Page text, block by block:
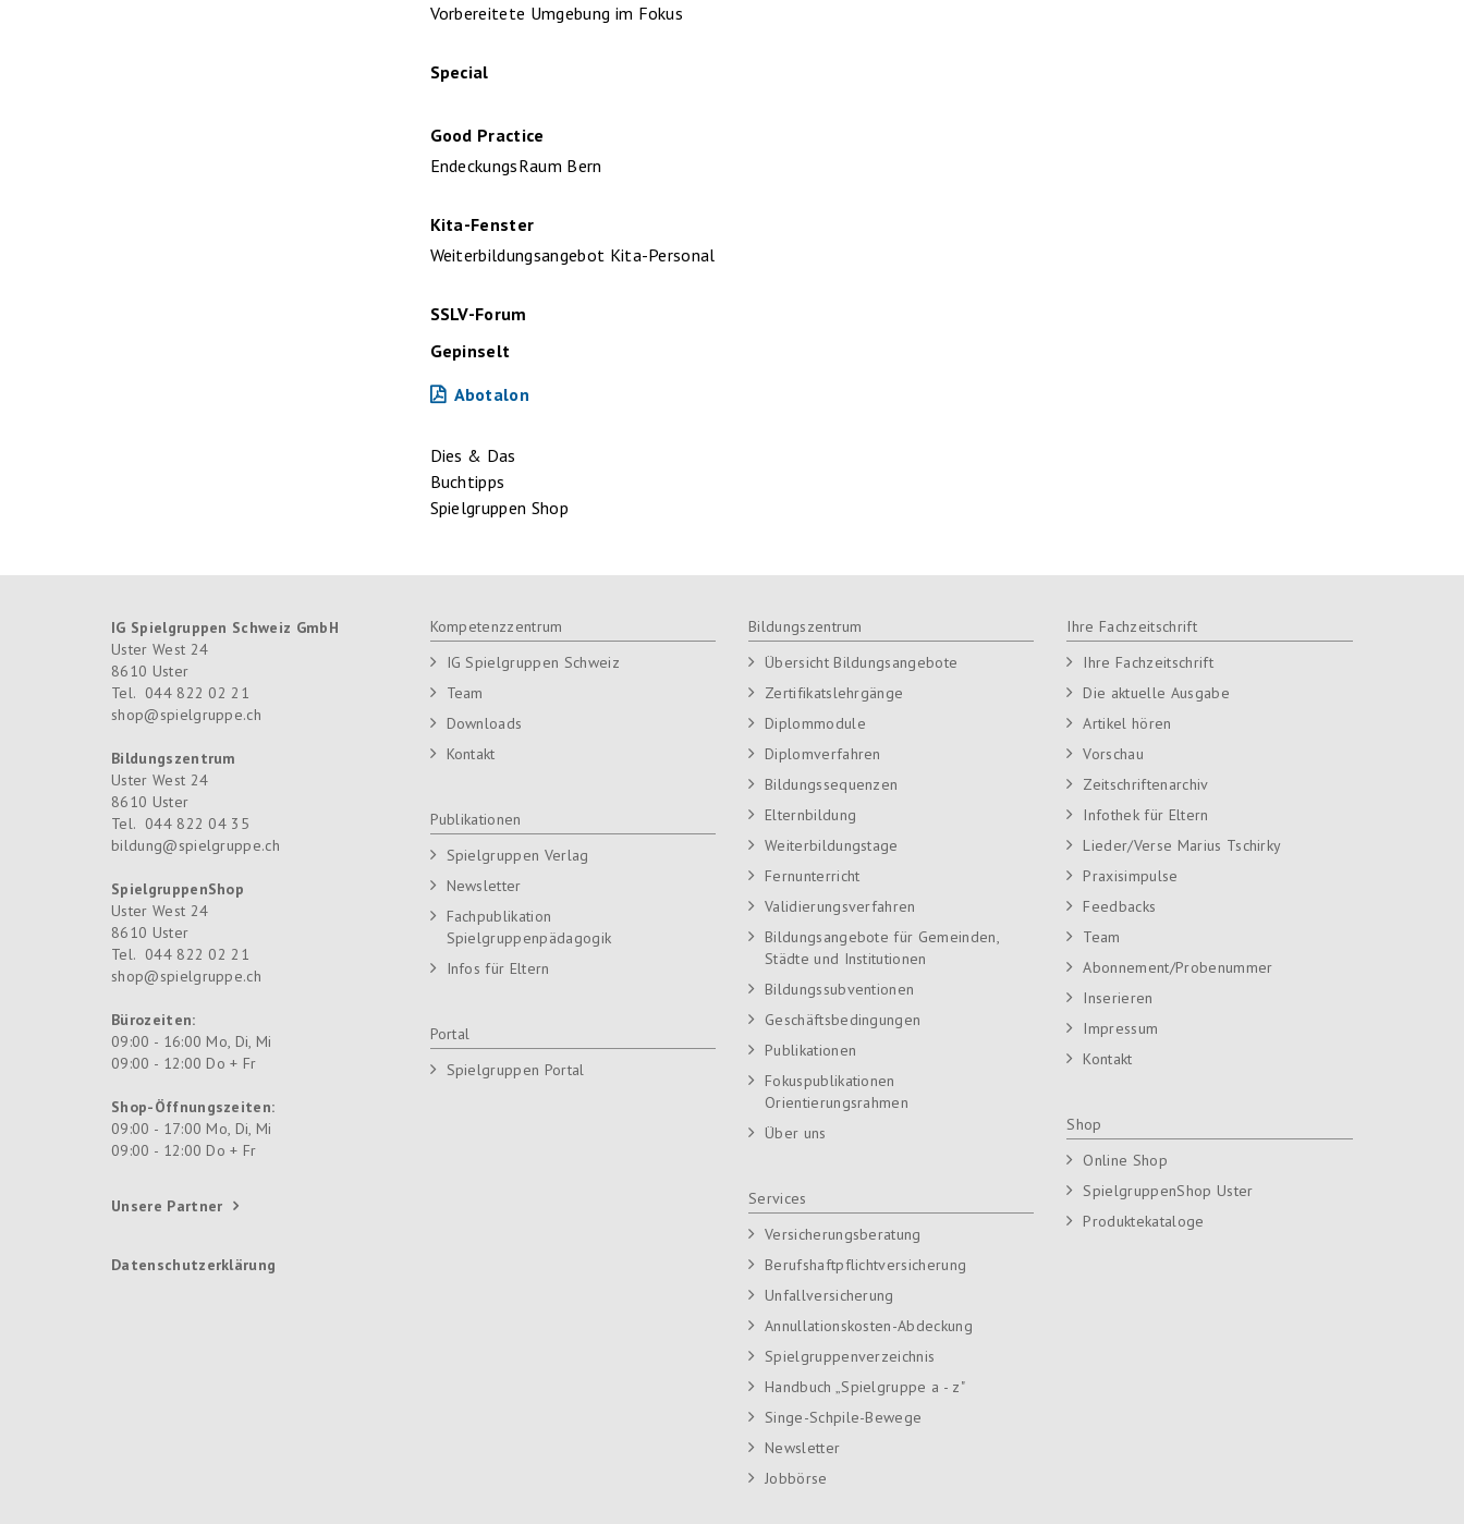
Vorbereitete Umgebung im Fokus
Special
Good Practice
EndeckungsRaum Bern
Kita-Fenster
Weiterbildungsangebot Kita-Personal
SSLV-Forum
Gepinselt
Abotalon
Dies & Das
Buchtipps
Spielgruppen Shop
IG Spielgruppen Schweiz GmbH
Uster West 24
8610 Uster
Tel. 044 822 02 21
shop@spielgruppe.ch
Bildungszentrum
Uster West 24
8610 Uster
Tel. 044 822 04 35
bildung@spielgruppe.ch
SpielgruppenShop
Uster West 24
8610 Uster
Tel. 044 822 02 21
shop@spielgruppe.ch
Bürozeiten:
09:00 - 16:00 Mo, Di, Mi
09:00 - 12:00 Do + Fr
Shop-Öffnungszeiten:
09:00 - 17:00 Mo, Di, Mi
09:00 - 12:00 Do + Fr
Unsere Partner
Datenschutzerklärung
Kompetenzzentrum
IG Spielgruppen Schweiz
Team
Downloads
Kontakt
Publikationen
Spielgruppen Verlag
Newsletter
Fachpublikation
Spielgruppenpädagogik
Infos für Eltern
Portal
Spielgruppen Portal
Bildungszentrum
Übersicht Bildungsangebote
Zertifikatslehrgänge
Diplommodule
Diplomverfahren
Bildungssequenzen
Elternbildung
Weiterbildungstage
Fernunterricht
Validierungsverfahren
Bildungsangebote für Gemeinden,
Städte und Institutionen
Bildungssubventionen
Geschäftsbedingungen
Publikationen
Fokuspublikationen
Orientierungsrahmen
Über uns
Services
Versicherungsberatung
Berufshaftpflichtversicherung
Unfallversicherung
Annullationskosten-Abdeckung
Spielgruppenverzeichnis
Handbuch „Spielgruppe a - z"
Singe-Schpile-Bewege
Newsletter
Jobbörse
Ihre Fachzeitschrift
Ihre Fachzeitschrift
Die aktuelle Ausgabe
Artikel hören
Vorschau
Zeitschriftenarchiv
Infothek für Eltern
Lieder/Verse Marius Tschirky
Praxisimpulse
Feedbacks
Team
Abonnement/Probenummer
Inserieren
Impressum
Kontakt
Shop
Online Shop
SpielgruppenShop Uster
Produktekataloge